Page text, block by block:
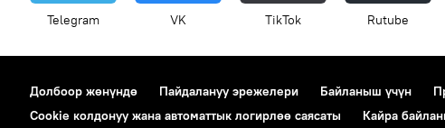
Telegram VK ТikТоk Rutube
Долбоор жөнүндө Пайдалануу эрежелери Байланыш үчүн
Cookie колдонуу жана автоматтык логирлөө саясаты
Кайра